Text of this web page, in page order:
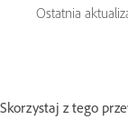
Ostatnia
Skorzystaj z tego